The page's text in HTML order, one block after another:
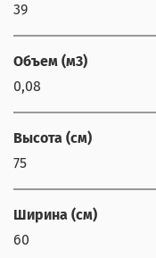
39
Объем (м3)
0,08
Высота (см)
75
Ширина (см)
60